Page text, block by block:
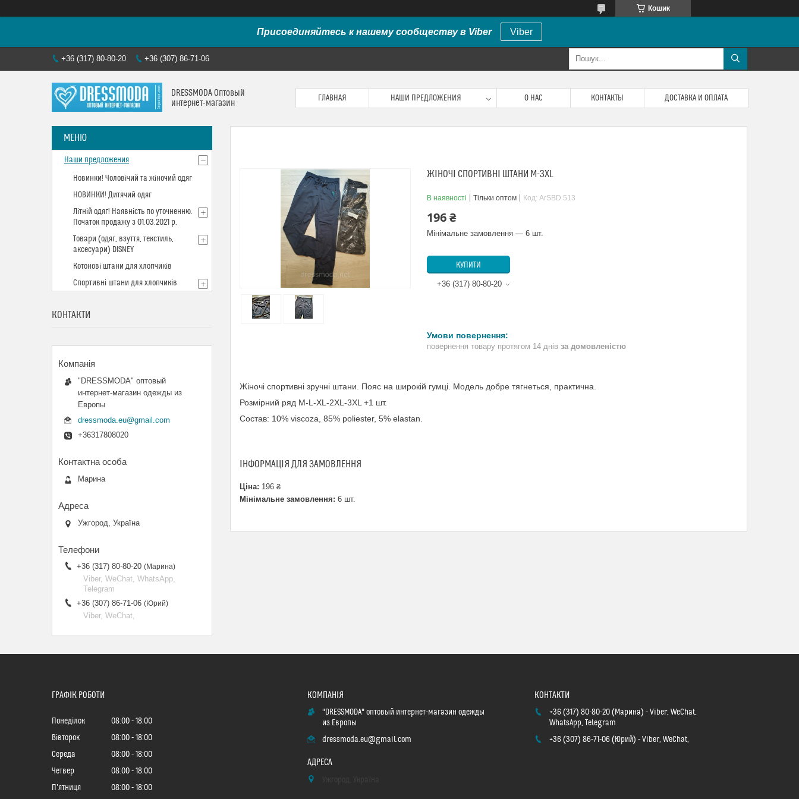
Кошик
Присоединяйтесь к нашему сообществу в Viber Viber
+36 (317) 80-80-20 +36 (307) 86-71-06
DRESSMODA Оптовый
интернет-магазин
ГЛАВНАЯ НАШИ ПРЕДЛОЖЕНИЯ О НАС КОНТАКТЫ ДОСТАВКА И ОПЛАТА
ЖІНОЧІ СПОРТИВНІ ШТАНИ М-3XL
В наявності Тільки оптом Код: ArSBD 513
196 ₴
Мінімальне замовлення — 6 шт.
КУПИТИ
+36 (317) 80-80-20
повернення товару протягом 14 днів за домовленістю
Жіночі спортивні зручні штани. Пояс на широкій гумці. Модель добре тягнеться, практична.
Розмірний ряд M-L-XL-2XL-3XL +1 шт.
Состав: 10% viscoza, 85% poliester, 5% elastan.
ІНФОРМАЦІЯ ДЛЯ ЗАМОВЛЕННЯ
Ціна: 196 ₴
Мінімальне замовлення: 6 шт.
Наши предложения
Новинки! Чоловічий та жіночий одяг
НОВИНКИ! Дитячий одяг
Літній одяг! Наявність по уточненню.
Початок продажу з 01.03.2021 р.
Товари (одяг, взуття, текстиль,
аксесуари) DISNEY
Котонові штани для хлопчиків
Спортивні штани для хлопчиків
КОНТАКТИ
"DRESSMODA" оптовый
интернет-магазин одежды из
Европы
dressmoda.eu@gmail.com
+36317808020
Марина
Ужгород, Україна
+36 (317) 80-80-20 Марина
Viber, WeChat, WhatsApp,
Telegram
+36 (307) 86-71-06
Юрий
Viber, WeChat,
ГРАФІК РОБОТИ
Понеділок 08:00
18:00
Вівторок
08:00
18:00
Середа
08:00
18:00
Четвер
08:00
18:00
Пʼятниця
08:00 18:00
"DRESSMODA" оптовый интернет-магазин одежды
из Европы
dressmoda.eu@gmail.com
+36 (317) 80-80-20 Марина
Viber, WeChat,
WhatsApp, Telegram
+36 (307) 86-71-06
Юрий Viber, WeChat,